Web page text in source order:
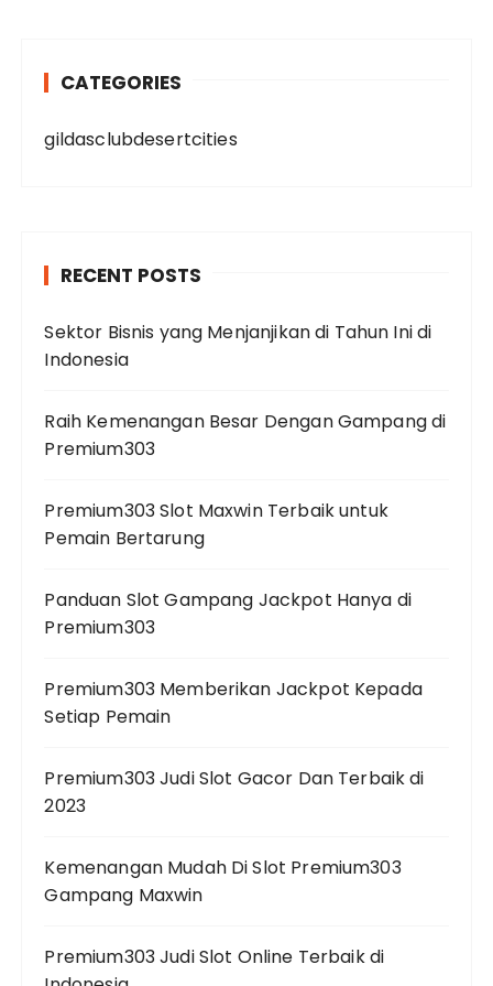
CATEGORIES
gildasclubdesertcities
RECENT POSTS
Sektor Bisnis yang Menjanjikan di Tahun Ini di
Indonesia
Raih Kemenangan Besar Dengan Gampang di
Premium303
Premium303 Slot Maxwin Terbaik untuk
Pemain Bertarung
Panduan Slot Gampang Jackpot Hanya di
Premium303
Premium303 Memberikan Jackpot Kepada
Setiap Pemain
Premium303 Judi Slot Gacor Dan Terbaik di
2023
Kemenangan Mudah Di Slot Premium303
Gampang Maxwin
Premium303 Judi Slot Online Terbaik di